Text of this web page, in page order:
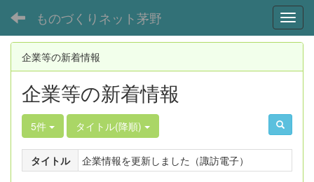
ものづくりネット茅野
企業等の新着情報
企業等の新着情報
5件 タイトル(降順)
タイトル 企業情報を更新しました（諏訪電子）